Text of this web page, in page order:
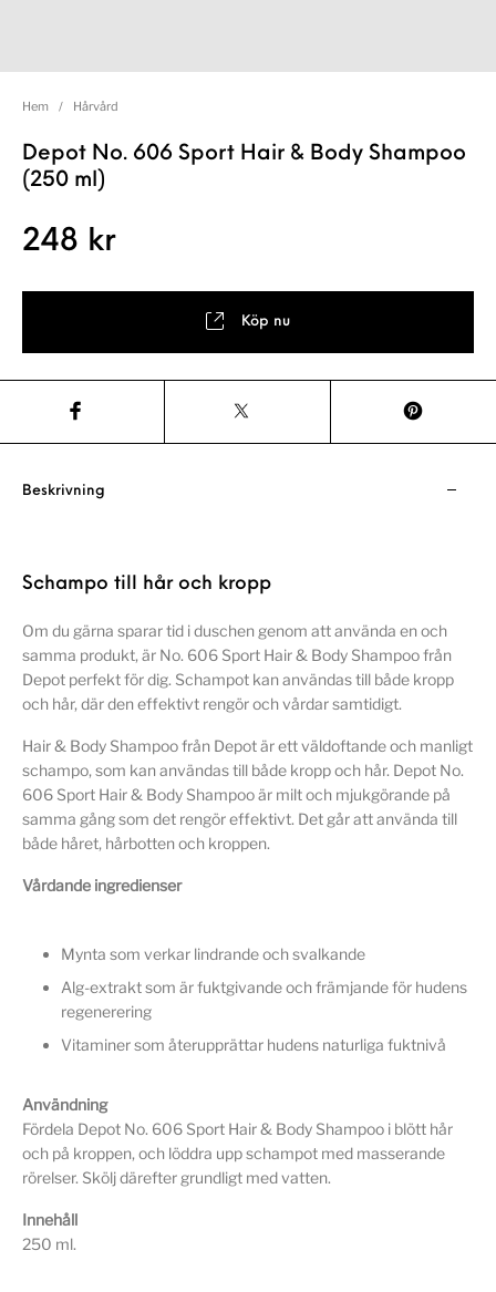
Hem / Hårvård
Depot No. 606 Sport Hair & Body Shampoo
(250 ml)
248 kr
Köp nu
Beskrivning
Schampo till hår och kropp
Om du gärna sparar tid i duschen genom att använda en och
samma produkt, är No. 606 Sport Hair & Body Shampoo från
Depot perfekt för dig. Schampot kan användas till både kropp
och hår, där den effektivt rengör och vårdar samtidigt.
Hair & Body Shampoo från Depot är ett väldoftande och manligt
schampo, som kan användas till både kropp och hår. Depot No.
606 Sport Hair & Body Shampoo är milt och mjukgörande på
samma gång som det rengör effektivt. Det går att använda till
både håret, hårbotten och kroppen.
Vårdande ingredienser
Mynta som verkar lindrande och svalkande
Alg-extrakt som är fuktgivande och främjande för hudens
regenerering
Vitaminer som återupprättar hudens naturliga fuktnivå
Användning
Fördela Depot No. 606 Sport Hair & Body Shampoo i blött hår
och på kroppen, och löddra upp schampot med masserande
rörelser. Skölj därefter grundligt med vatten.
Innehåll
250 ml.